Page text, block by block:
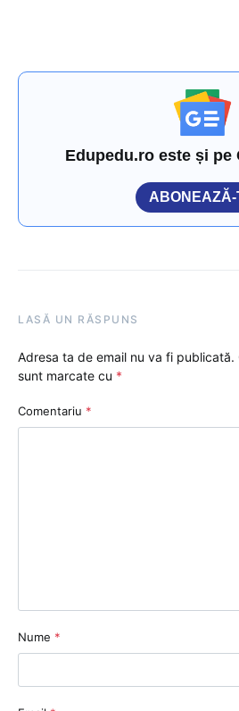
Edupedu.ro este și pe
ABONEAZĂ-
LASĂ UN RĂSPUNS
Adresa ta de email nu va fi publicată.
sunt marcate cu *
Comentariu *
Nume *